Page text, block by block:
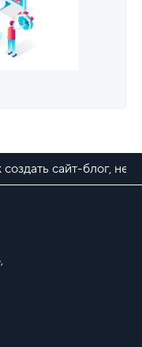
создать сайт-блог, не